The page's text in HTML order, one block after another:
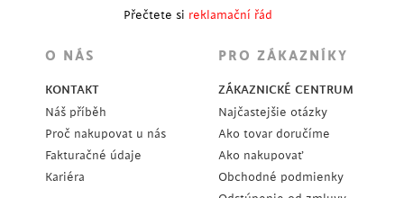
Přečtete si reklamační řád
O NÁS
KONTAKT
Náš příběh
Proč nakupovat u nás
Fakturačné údaje
Kariéra
PRO ZÁKAZNÍKY
ZÁKAZNICKÉ CENTRUM
Najčastejšie otázky
Ako tovar doručíme
Ako nakupovať
Obchodné podmienky